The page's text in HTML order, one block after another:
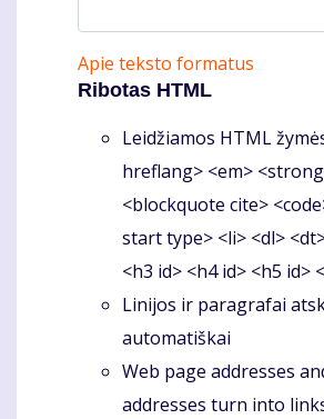
Apie teksto formatus
Ribotas HTML
Leidžiamos HTML
hreflang> <em>
<blockquote cite>
start type> <li> <dl>
<h3 id> <h4 id> <h5 id>
Linijos ir paragrafai
automatiškai
Web page addresses
addresses turn into